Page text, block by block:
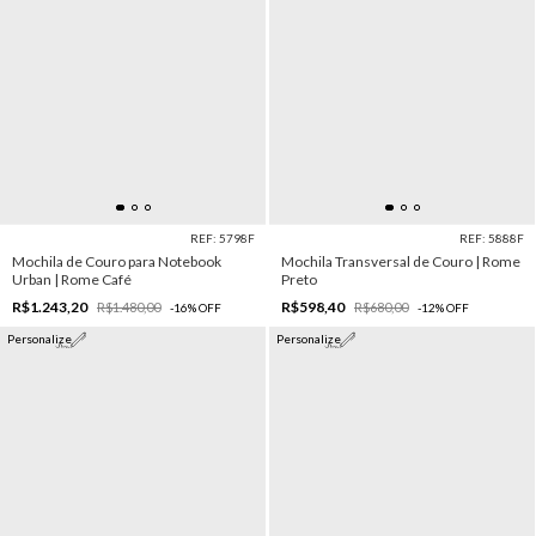
REF: 5798F
Mochila de Couro para Notebook
Urban | Rome Café
R$1.243,20
R$1.480,00 -16%OFF
REF: 5888F
Mochila Transversal de Couro | Rome
Preto
R$598,40
R$680,00 -12%OFF
Personalize Personalize